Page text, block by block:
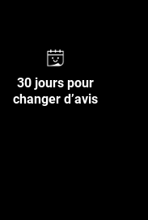
30 jours pour
changer d’avis